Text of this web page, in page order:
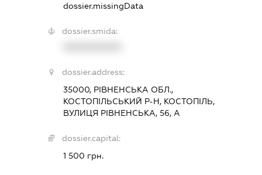
dossier.missingData
dossier.smida:
dossier.address:
35000, РІВНЕНСЬКА ОБЛ.,
КОСТОПІЛЬСЬКИЙ Р-Н, КОСТОПІЛЬ,
ВУЛИЦЯ РІВНЕНСЬКА, 56, А
dossier.capital:
1 500 грн.